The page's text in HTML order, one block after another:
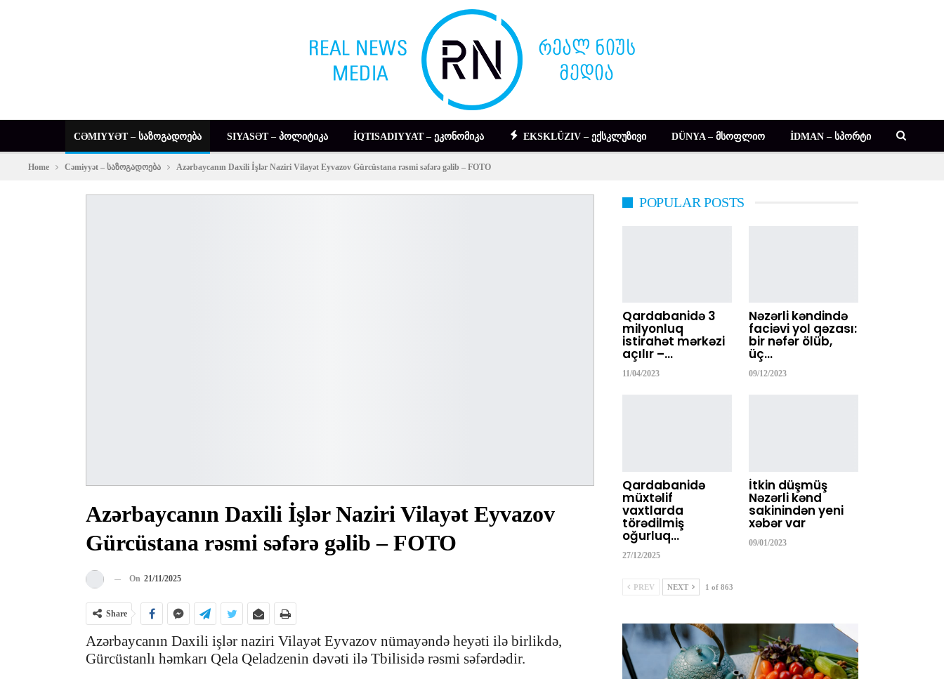
CƏMIYYƏT – ᲡᲐᲖᲝᲒᲐᲓᲝᲔᲑᲐ SIYASƏT – ᲞᲝᲚᲘᲢᲘᲙᲐ İQTISADIYYAT – ᲔᲙᲝᲜᲝᲛᲘᲙᲐ EKSKLÜZIV – ᲔᲥᲡᲙᲚᲣᲖᲘᲕᲘ DÜNYA – ᲛᲡᲝᲤᲚᲘᲝ İDMAN – ᲡᲞᲝᲠᲢᲘ
DIGƏR – ᲡᲮᲕᲐ
Home Cəmiyyət – საზოგადოება Azərbaycanın Daxili İşlər Naziri Vilayət Eyvazov Gürcüstana rəsmi səfərə gəlib – FOTO
Azərbaycanın Daxili İşlər Naziri Vilayət Eyvazov
Gürcüstana rəsmi səfərə gəlib – FOTO
On 21/11/2025
Share
Azərbaycanın Daxili işlər naziri Vilayət Eyvazov nümayəndə heyəti ilə birlikdə,
Gürcüstanlı həmkarı Qela Qeladzenin dəvəti ilə Tbilisidə rəsmi səfərdədir.
POPULAR POSTS
Qardabanidə 3
milyonluq
istirahət mərkəzi
açılır –…
11/04/2023
Nəzərli kəndində
faciəvi yol qəzası:
bir nəfər ölüb,
üç…
09/12/2023
Qardabanidə
müxtəlif
vaxtlarda
törədilmiş
oğurluq…
27/12/2025
İtkin düşmüş
Nəzərli kənd
sakinindən yeni
xəbər var
09/01/2023
PREV NEXT 1 of 863